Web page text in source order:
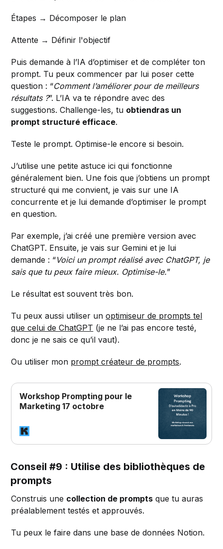
Étapes → Décomposer le plan
Attente → Définir l'objectif
Puis demande à l’IA d’optimiser et de compléter ton
prompt. Tu peux commencer par lui poser cette
question : “Comment l’améliorer pour de meilleurs
résultats ?”. L’IA va te répondre avec des
suggestions. Challenge-les, tu obtiendras un
prompt structuré efficace.
Teste le prompt. Optimise-le encore si besoin.
J’utilise une petite astuce ici qui fonctionne
généralement bien. Une fois que j’obtiens un prompt
structuré qui me convient, je vais sur une IA
concurrente et je lui demande d’optimiser le prompt
en question.
Par exemple, j’ai créé une première version avec
ChatGPT. Ensuite, je vais sur Gemini et je lui
demande : “Voici un prompt réalisé avec ChatGPT, je
sais que tu peux faire mieux. Optimise-le.”
Le résultat est souvent très bon.
Tu peux aussi utiliser unoptimiseur de prompts tel
que celui de ChatGPT (je ne l’ai pas encore testé,
donc je ne sais ce qu’il vaut).
Ou utiliser mon prompt créateur de prompts.
Workshop Prompting pour le
Marketing 17 octobre
Conseil #9 : Utilise des bibliothèques de
prompts
Construis une collection de prompts que tu auras
préalablement testés et approuvés.
Tu peux le faire dans une base de données Notion.